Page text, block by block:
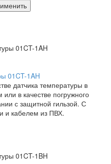
01CT-1AH
датчика температуры в
в качестве погружного
с защитной гильзой. С
и кабелем из ПВХ.